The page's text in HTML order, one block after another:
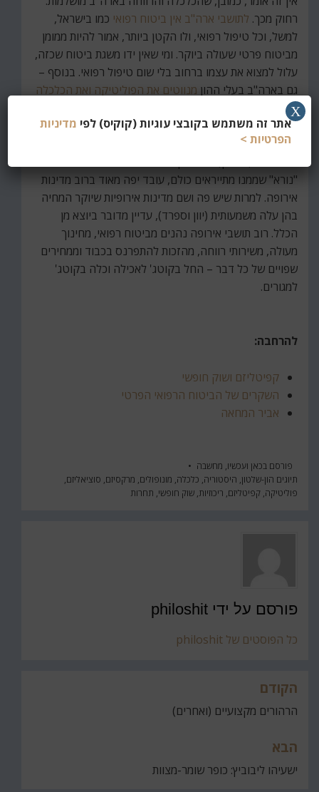
רחוק מכך. לתושבי ארה"ב אין ביטוח רפואי כמו בישראל,
למשל, וכל טיפול רפואי, ולו הקטן ביותר, אמור להיות ממומן
מביטוח פרטי שעולה ביוקר. ומי שאין ידו משגת ביטוח שכזה,
עלול למצוא את עצמו ברחוב בלי שום טיפול רפואי. בנוסף –
גם בארה"ב בעלי ההון מנווטים את הפוליטיקה ואת הכלכלה
כרצונם
מתקדמת שבעתיים בהשוואה לישראל.
"נורא" שממנו מתייראים כולם, עובד יפה מאוד ברוב מדינות
אירופה. למרות שיש פה ושם מדינות אירופיות שיוקר המחיה
בהן עלה משמעותית (יוון וספרד), עדיין מדובר ביוצא מן
הכלל. רוב תושבי אירופה נהנים מביטוח רפואי, מחינוך
מעולה, משירותי רווחה, מהזכות להתפרנס בכבוד וממחירים
שפויים של כל דבר – החל בקוטג' לאכילה וכלה בקוטג'
למגורים.
להרחבה:
קפיטליזם ושוק חופשי
השקרים של הביטוח הרפואי הפרטי
אביר המחאה
פורסם בכאן ועכשיו, מחשבה
תיוגים הון-שלטון, היסטוריה, כלכלה, מונופולים, מרקסיזם, סוציאליזם,
פוליטיקה, קפיטליזם, ריכוזיות, שוק חופשי, תחרות
פורסם על ידי philoshit
כל הפוסטים של philoshit
ניווט
הקודם
הרהורים מקצועיים (ואחרים)
הבא
ישעיהו ליבוביץ: כופר שומר-מצוות
אתר זה משתמש בקובצי עוגיות (קוקיס) לפי מדיניות
הפרטיות >
X